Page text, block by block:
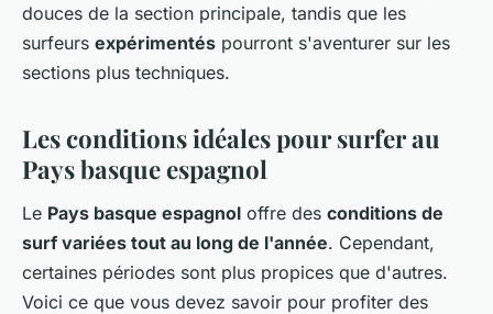
douces de la section principale, tandis que les
surfeurs expérimentés pourront s'aventurer sur les
sections plus techniques.
Les conditions idéales pour surfer au
Pays basque espagnol
Le Pays basque espagnol offre des conditions de
surf variées tout au long de l'année. Cependant,
certaines périodes sont plus propices que d'autres.
Voici ce que vous devez savoir pour profiter des